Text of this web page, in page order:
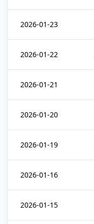
2026-01-23
2026-01-22
2026-01-21
2026-01-20
2026-01-19
2026-01-16
2026-01-15